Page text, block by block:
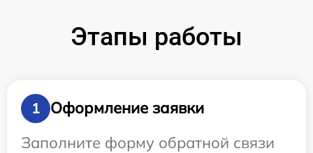
Этапы работы
1
Оформление заявки
Заполните форму обратной связи